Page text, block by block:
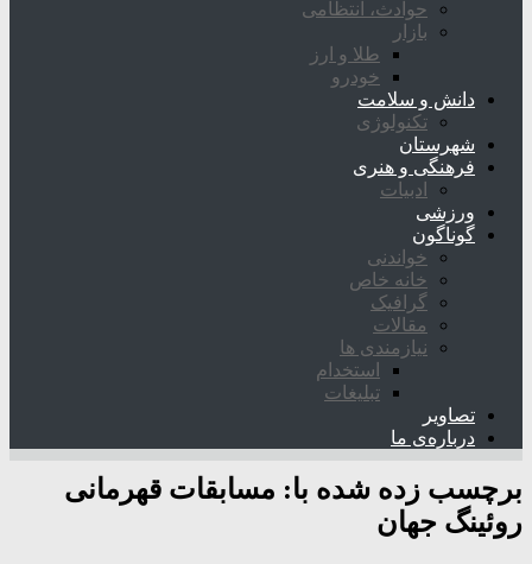
حوادث، انتظامی
بازار
طلا و ارز
خودرو
دانش و سلامت
تکنولوژی
شهرستان
فرهنگی و هنری
ادبیات
ورزشی
گوناگون
خواندنی
خانه خاص
گرافیک
مقالات
نیازمندی ها
استخدام
تبلیغات
تصاویر
درباره‌ی ما
برچسب زده شده با: مسابقات قهرمانی
روئینگ جهان